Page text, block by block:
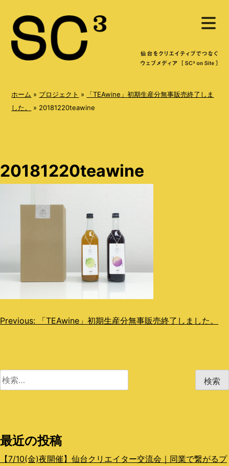
e
メ
ニ
を
開
く
ホーム » プロジェクト »
「TEAwine」初期生産分無事販売終了しま
した。
» 20181220teawine
20181220teawine
投
ビ
シ
ョ
Previous: 「TEAwine」初期生産分無事販売終了しました。
検
最近の投稿
【7/10(金)夜開催】仙台クリエイター交流会｜同業で繋がるプ